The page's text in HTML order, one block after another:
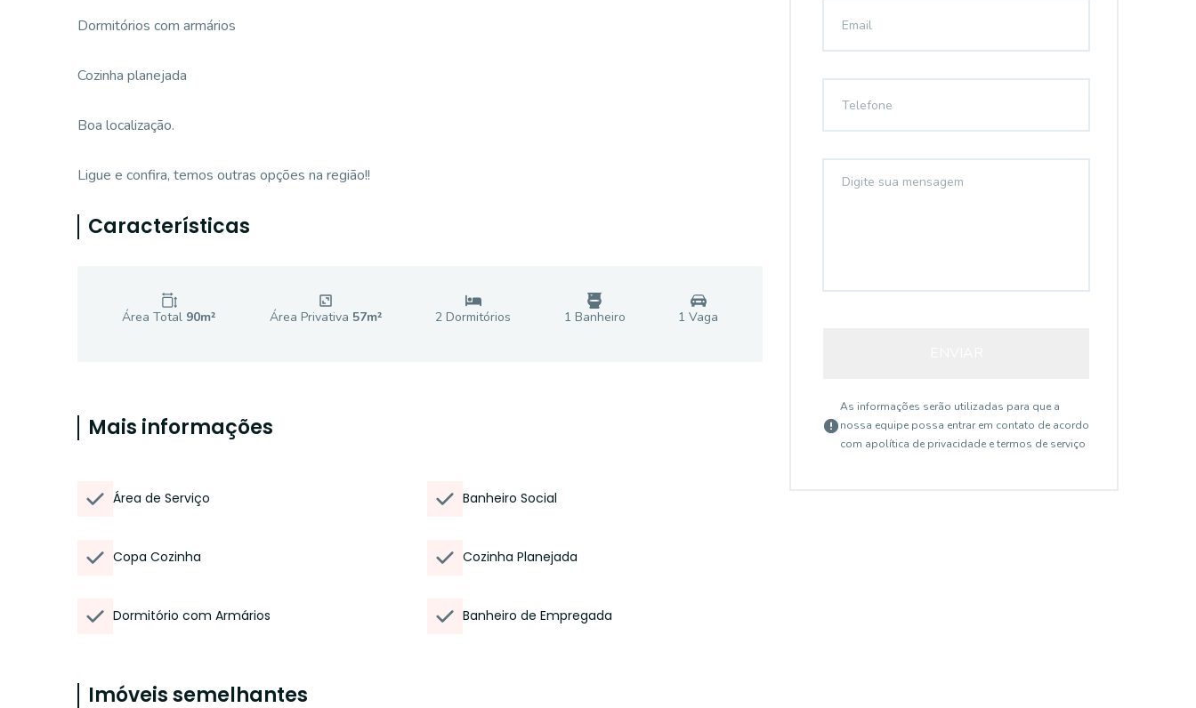
Dormitórios com armários
Cozinha planejada
Boa localização.
Ligue e confira, temos outras opções na região!!
Características
Área Total 90m² Área Privativa 57m² 2 Dormitórios 1 Banheiro 1 Vaga
Mais informações
Área de Serviço Banheiro Social
Copa Cozinha Cozinha Planejada
Dormitório com Armários Banheiro de Empregada
Imóveis semelhantes
As informações serão utilizadas para que a
nossa equipe possa entrar em contato de acordo
com apolítica de privacidade e termos de serviço